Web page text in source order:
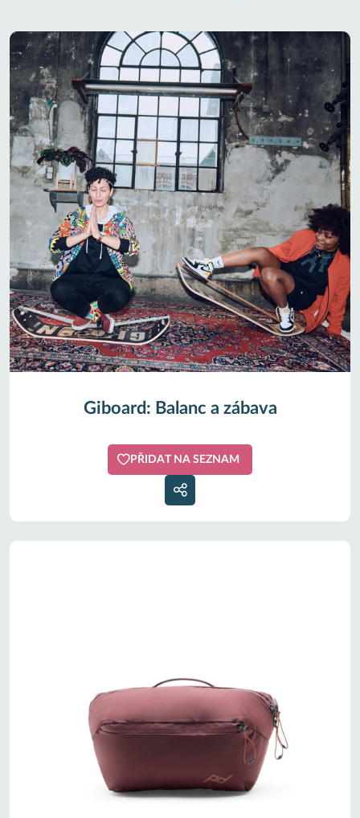
Giboard: Balanc a zábava
PŘIDAT NA SEZNAM